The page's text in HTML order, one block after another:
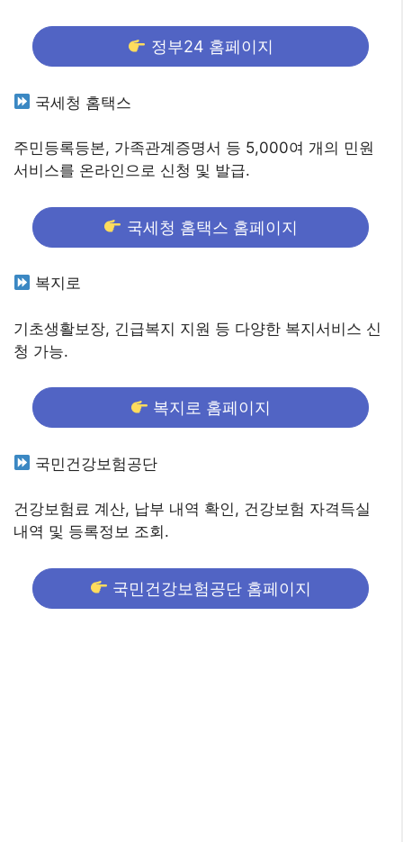
정부24 홈페이지
국세청 홈택스
주민등록등본, 가족관계증명서 등 5,000여 개의 민원
서비스를 온라인으로 신청 및 발급.
국세청 홈택스 홈페이지
복지로
기초생활보장, 긴급복지 지원 등 다양한 복지서비스 신
청 가능.
복지로 홈페이지
국민건강보험공단
건강보험료 계산, 납부 내역 확인, 건강보험 자격득실
내역 및 등록정보 조회.
국민건강보험공단 홈페이지